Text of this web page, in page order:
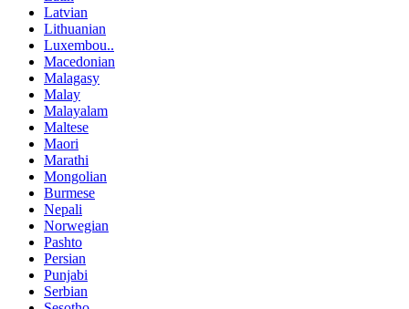
Latvian
Lithuanian
Luxembou..
Macedonian
Malagasy
Malay
Malayalam
Maltese
Maori
Marathi
Mongolian
Burmese
Nepali
Norwegian
Pashto
Persian
Punjabi
Serbian